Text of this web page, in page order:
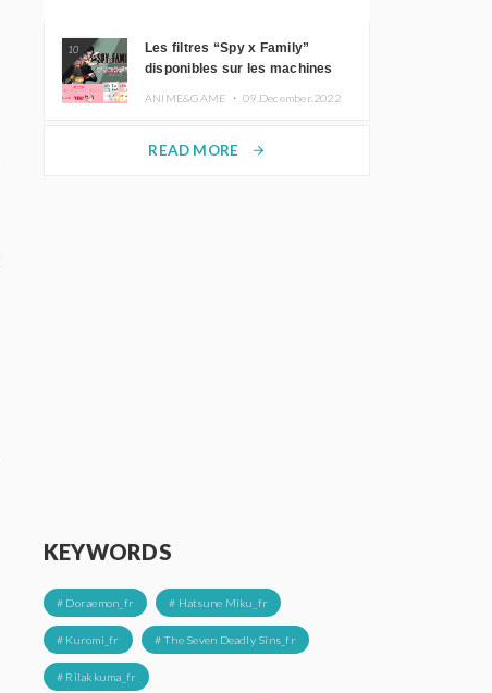
10
Les filtres “Spy x Family”
disponibles sur les machines
ANIME&GAME ・09.December.2022
READ MORE arrow_forward
KEYWORDS
# Doraemon_fr # Hatsune Miku_fr
# Kuromi_fr # The Seven Deadly Sins_fr
# Rilakkuma_fr